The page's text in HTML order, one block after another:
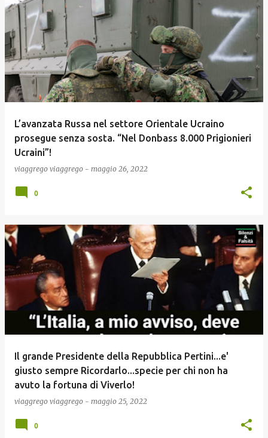
L’avanzata Russa nel settore Orientale Ucraino
prosegue senza sosta. “Nel Donbass 8.000 Prigionieri
Ucraini”!
viaggrego viaggrego - maggio 26, 2022
0
Il grande Presidente della Repubblica Pertini...e'
giusto sempre Ricordarlo...specie per chi non ha
avuto la fortuna di Viverlo!
viaggrego viaggrego - maggio 25, 2022
0